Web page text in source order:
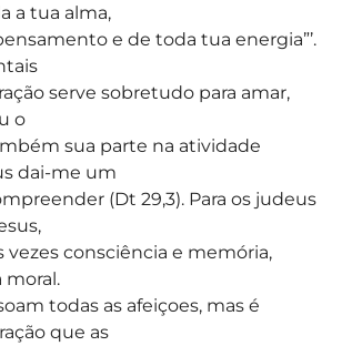
a tua alma,
e de toda tua energia”’.
serve sobretudo para amar,
o
sua parte na atividade
dai-me um
(Dt 29,3). Para os judeus
vezes consciência e memória,
moral.
todas as afeiçoes, mas é
que as